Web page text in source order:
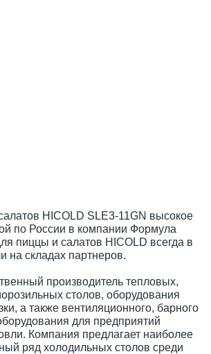
HICOLD SLE3-11GN высокое
по России в компании Формула
пиццы и салатов HICOLD всегда в
на складах партнеров.
производитель тепловых,
столов, оборудования
а также вентиляционного, барного
для предприятий
Компания предлагает наиболее
ряд холодильных столов среди